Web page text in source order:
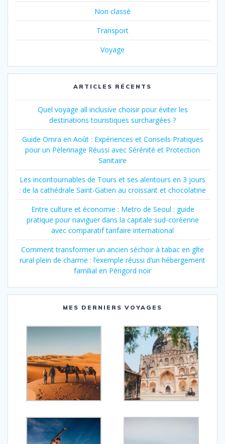
Non classé
Transport
Voyage
ARTICLES RÉCENTS
Quel voyage all inclusive choisir pour éviter les
destinations touristiques surchargées ?
Guide Omra en Août : Expériences et Conseils Pratiques
pour un Pèlerinage Réussi avec Sérénité et Protection
Sanitaire
Les incontournables de Tours et ses alentours en 3 jours
: de la cathédrale Saint-Gatien au croissant et chocolatine
Entre culture et économie : Metro de Seoul : guide
pratique pour naviguer dans la capitale sud-coréenne
avec comparatif tarifaire international
Comment transformer un ancien séchoir à tabac en gîte
rural plein de charme : l’exemple réussi d’un hébergement
familial en Périgord noir
MES DERNIERS VOYAGES